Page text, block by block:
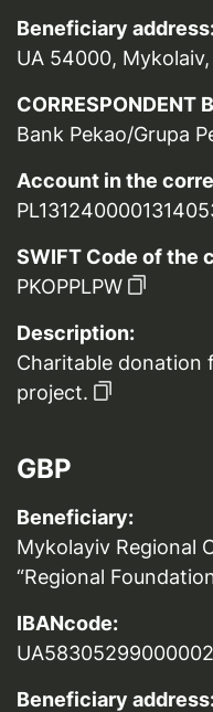
Beneficiary
UA 54000,
CORRESPONDENT
Bank Pekao/Grupa
Account in the
SWIFT Code of the
PKOPPLPW
Description:
Charitable donation
project.
GBP
Beneficiary:
Mykolayiv Regional
“Regional
IBANcode:
Beneficiary